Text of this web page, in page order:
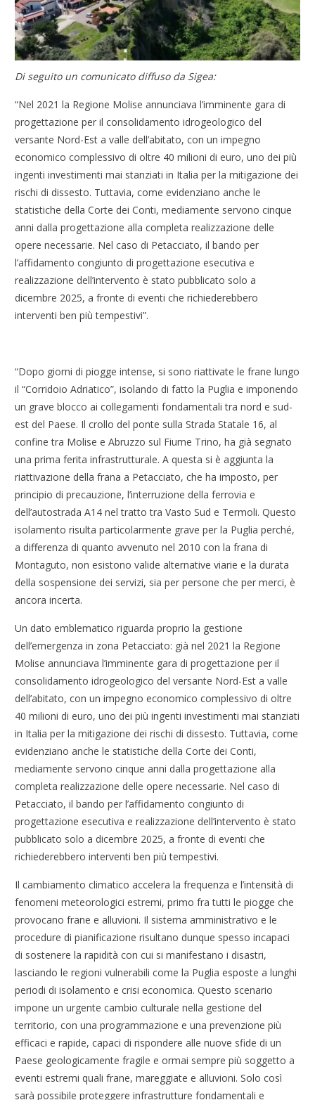
Di seguito un comunicato diffuso da Sigea:
“Nel 2021 la Regione Molise annunciava l’imminente gara di
progettazione per il consolidamento idrogeologico del
versante Nord-Est a valle dell’abitato, con un impegno
economico complessivo di oltre 40 milioni di euro, uno dei più
ingenti investimenti mai stanziati in Italia per la mitigazione dei
rischi di dissesto. Tuttavia, come evidenziano anche le
statistiche della Corte dei Conti, mediamente servono cinque
anni dalla progettazione alla completa realizzazione delle
opere necessarie. Nel caso di Petacciato, il bando per
l’affidamento congiunto di progettazione esecutiva e
realizzazione dell’intervento è stato pubblicato solo a
dicembre 2025, a fronte di eventi che richiederebbero
interventi ben più tempestivi”.
“Dopo giorni di piogge intense, si sono riattivate le frane lungo
il “Corridoio Adriatico”, isolando di fatto la Puglia e imponendo
un grave blocco ai collegamenti fondamentali tra nord e sud-
est del Paese. Il crollo del ponte sulla Strada Statale 16, al
confine tra Molise e Abruzzo sul Fiume Trino, ha già segnato
una prima ferita infrastrutturale. A questa si è aggiunta la
riattivazione della frana a Petacciato, che ha imposto, per
principio di precauzione, l’interruzione della ferrovia e
dell’autostrada A14 nel tratto tra Vasto Sud e Termoli. Questo
isolamento risulta particolarmente grave per la Puglia perché,
a differenza di quanto avvenuto nel 2010 con la frana di
Montaguto, non esistono valide alternative viarie e la durata
della sospensione dei servizi, sia per persone che per merci, è
ancora incerta.
Un dato emblematico riguarda proprio la gestione
dell’emergenza in zona Petacciato: già nel 2021 la Regione
Molise annunciava l’imminente gara di progettazione per il
consolidamento idrogeologico del versante Nord-Est a valle
dell’abitato, con un impegno economico complessivo di oltre
40 milioni di euro, uno dei più ingenti investimenti mai stanziati
in Italia per la mitigazione dei rischi di dissesto. Tuttavia, come
evidenziano anche le statistiche della Corte dei Conti,
mediamente servono cinque anni dalla progettazione alla
completa realizzazione delle opere necessarie. Nel caso di
Petacciato, il bando per l’affidamento congiunto di
progettazione esecutiva e realizzazione dell’intervento è stato
pubblicato solo a dicembre 2025, a fronte di eventi che
richiederebbero interventi ben più tempestivi.
Il cambiamento climatico accelera la frequenza e l’intensità di
fenomeni meteorologici estremi, primo fra tutti le piogge che
provocano frane e alluvioni. Il sistema amministrativo e le
procedure di pianificazione risultano dunque spesso incapaci
di sostenere la rapidità con cui si manifestano i disastri,
lasciando le regioni vulnerabili come la Puglia esposte a lunghi
periodi di isolamento e crisi economica. Questo scenario
impone un urgente cambio culturale nella gestione del
territorio, con una programmazione e una prevenzione più
efficaci e rapide, capaci di rispondere alle nuove sfide di un
Paese geologicamente fragile e ormai sempre più soggetto a
eventi estremi quali frane, mareggiate e alluvioni. Solo così
sarà possibile proteggere infrastrutture fondamentali e